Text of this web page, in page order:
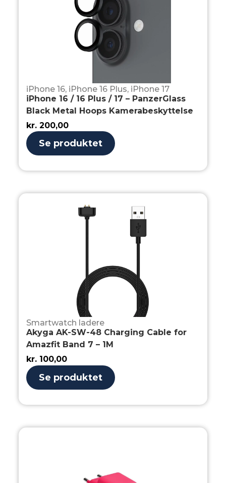
iPhone 16, iPhone 16 Plus, iPhone 17
iPhone 16 / 16 Plus / 17 – PanzerGlass
Black Metal Hoops Kamerabeskyttelse
kr. 200,00
Se produktet
Smartwatch ladere
Akyga AK-SW-48 Charging Cable for
Amazfit Band 7 – 1M
kr. 100,00
Se produktet